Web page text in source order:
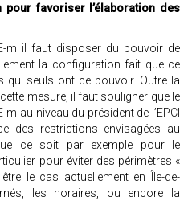
favoriser l’élaboration des
m il faut disposer du pouvoir de
la configuration fait que ce
qui seuls ont ce pouvoir. Outre la
mesure, il faut souligner que le
au niveau du président de l’EPCI
des restrictions envisagées au
ce soit par exemple pour le
pour éviter des périmètres «
le cas actuellement en Île-de-
les horaires, ou encore la